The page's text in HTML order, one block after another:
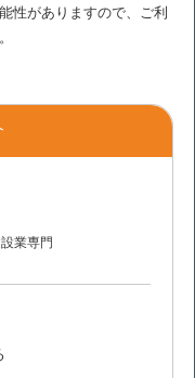
性がありますので、ご利
業専門